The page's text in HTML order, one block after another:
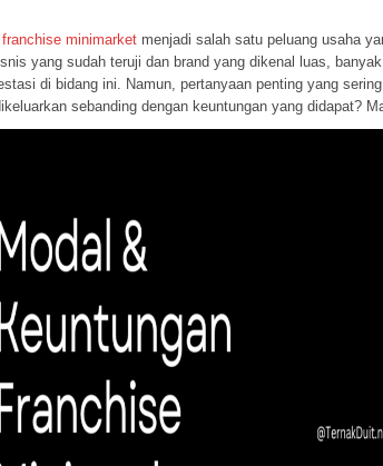
minimarket menjadi salah satu peluang usaha
yang sudah teruji dan brand yang dikenal luas,
di bidang ini. Namun, pertanyaan penting yang
sebanding dengan keuntungan yang didapat?